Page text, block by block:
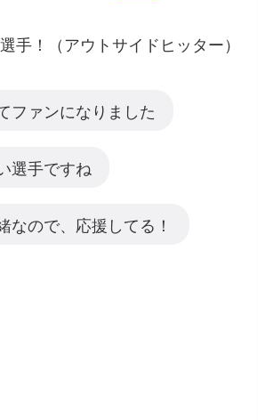
手！（アウトサイドヒッター）
ファンになりました
選手ですね
なので、応援してる！